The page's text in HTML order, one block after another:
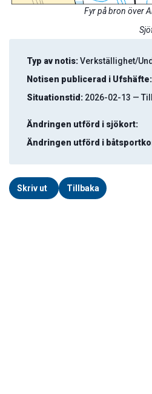
Fyr på bron över
Typ av notis:Verkställighet/
Notisen publicerad i Ufshäfte:
Situationstid: 2026-02-13 —
Ändringen utförd i sjökort:
Ändringen utförd i
Skriv ut Tillbaka